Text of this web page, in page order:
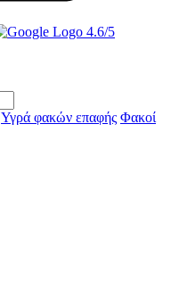
4.6/5
Υγρά φακών επαφής Φακοί